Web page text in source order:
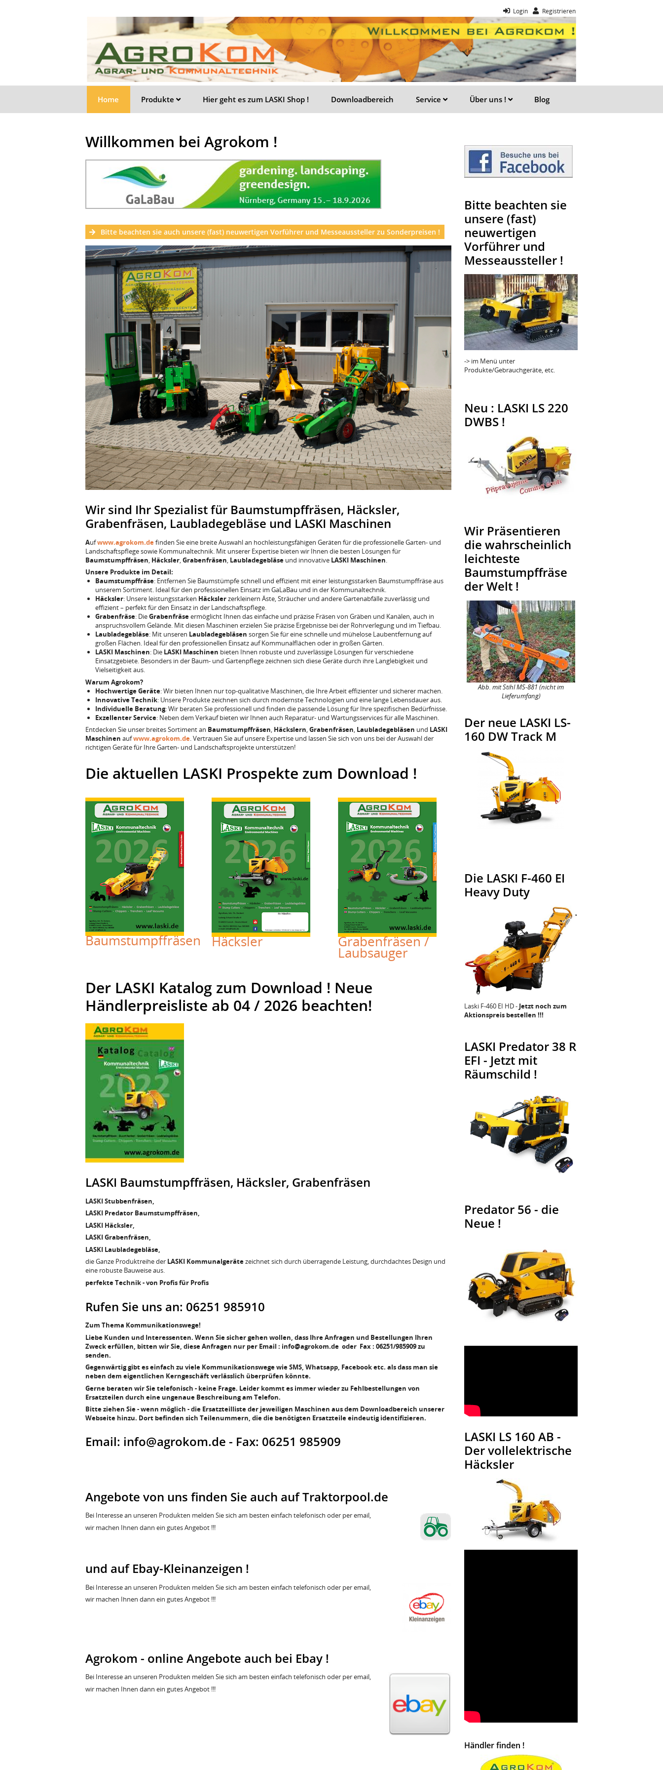
Login Registrieren
Home Produkte Hier geht es zum LASKI Shop ! Downloadbereich Service Über uns ! Blog
Willkommen bei Agrokom !
Bitte beachten sie auch unsere (fast) neuwertigen Vorführer und Messeaussteller zu Sonderpreisen !
Wir sind Ihr Spezialist für Baumstumpffräsen, Häcksler,
Grabenfräsen, Laubladegebläse und LASKI Maschinen
Aufwww.agrokom.definden Sie eine breite Auswahl an hochleistungsfähigen Geräten für die professionelle Garten- und
Landschaftspflege sowie Kommunaltechnik. Mit unserer Expertise bieten wir Ihnen die besten Lösungen für
Baumstumpffräsen, Häcksler,Grabenfräsen, Laubladegebläse und innovative LASKI Maschinen.
Unsere Produkte im Detail:
Baumstumpffräse: Entfernen Sie Baumstümpfe schnell und effizient mit einer leistungsstarken Baumstumpffräse aus
unserem Sortiment. Ideal für den professionellen Einsatz im GaLaBau und in der Kommunaltechnik.
Häcksler: Unsere leistungsstarken Häckslerzerkleinern Äste, Sträucher und andere Gartenabfälle zuverlässig und
effizient – perfekt für den Einsatz in der Landschaftspflege.
Grabenfräse: DieGrabenfräseermöglicht Ihnen das einfache und präzise Fräsen von Gräben und Kanälen, auch in
anspruchsvollem Gelände. Mit diesen Maschinen erzielen Sie präzise Ergebnisse bei der Rohrverlegung und im Tiefbau.
Laubladegebläse: Mit unseren Laubladegebläsen sorgen Sie für eine schnelle und mühelose Laubentfernung auf
großen Flächen. Ideal für den professionellen Einsatz auf Kommunalflächen oder in großen Gärten.
LASKI Maschinen: Die LASKI Maschinen bieten Ihnen robuste und zuverlässige Lösungen für verschiedene
Einsatzgebiete. Besonders in der Baum- und Gartenpflege zeichnen sich diese Geräte durch ihre Langlebigkeit und
Vielseitigkeit aus.
Warum Agrokom?
Hochwertige Geräte: Wir bieten Ihnen nur top-qualitative Maschinen, die Ihre Arbeit effizienter und sicherer machen.
Innovative Technik: Unsere Produkte zeichnen sich durch modernste Technologien und eine lange Lebensdauer aus.
Individuelle Beratung: Wir beraten Sie professionell und finden die passende Lösung für Ihre spezifischen Bedürfnisse.
Exzellenter Service: Neben dem Verkauf bieten wir Ihnen auch Reparatur- und Wartungsservices für alle Maschinen.
Entdecken Sie unser breites Sortiment an Baumstumpffräsen, Häckslern,Grabenfräsen, Laubladegebläsen und LASKI
Maschinen aufwww.agrokom.de. Vertrauen Sie auf unsere Expertise und lassen Sie sich von uns bei der Auswahl der
richtigen Geräte für Ihre Garten- und Landschaftsprojekte unterstützen!
Die aktuellen LASKI Prospekte zum Download !
Baumstumpffräsen Häcksler Grabenfräsen /
Laubsauger
Der LASKI Katalog zum Download ! Neue
Händlerpreisliste ab 04 / 2026 beachten!
LASKI Baumstumpffräsen, Häcksler, Grabenfräsen
LASKI Stubbenfräsen,
LASKI Predator Baumstumpffräsen,
LASKI Häcksler,
LASKI Grabenfräsen,
LASKI Laubladegebläse,
die Ganze Produktreihe der LASKI Kommunalgerätezeichnet sich durch überragende Leistung, durchdachtes Design und
eine robuste Bauweise aus.
perfekte Technik - von Profis für Profis
Rufen Sie uns an: 06251 985910
Zum Thema Kommunikationswege!
Liebe Kunden und Interessenten. Wenn Sie sicher gehen wollen, dass Ihre Anfragen und Bestellungen Ihren
Zweck erfüllen, bitten wir Sie, diese Anfragen nur per Email : info@agrokom.de oder Fax : 06251/985909 zu
senden.
Gegenwärtig gibt es einfach zu viele Kommunikationswege wie SMS, Whatsapp, Facebook etc. als dass man sie
neben dem eigentlichen Kerngeschäft verlässlich überprüfen könnte.
Gerne beraten wir Sie telefonisch - keine Frage. Leider kommt es immer wieder zu Fehlbestellungen von
Ersatzteilen durch eine ungenaue Beschreibung am Telefon.
Bitte ziehen Sie - wenn möglich - die Ersatzteilliste der jeweiligen Maschinen aus dem Downloadbereich unserer
Webseite hinzu. Dort befinden sich Teilenummern, die die benötigten Ersatzteile eindeutig identifizieren.
Email: info@agrokom.de - Fax: 06251 985909
Angebote von uns finden Sie auch auf Traktorpool.de
Bei Interesse an unseren Produkten melden Sie sich am besten einfach telefonisch oder per email,
wir machen Ihnen dann ein gutes Angebot !!!
und auf Ebay-Kleinanzeigen !
Bei Interesse an unseren Produkten melden Sie sich am besten einfach telefonisch oder per email,
wir machen Ihnen dann ein gutes Angebot !!!
Agrokom - online Angebote auch bei Ebay !
Bei Interesse an unseren Produkten melden Sie sich am besten einfach telefonisch oder per email,
wir machen Ihnen dann ein gutes Angebot !!!
Bitte beachten sie
unsere (fast)
neuwertigen
Vorführer und
Messeaussteller !
-> im Menü unter
Produkte/Gebrauchgeräte, etc.
Neu : LASKI LS 220
DWBS !
Wir Präsentieren
die wahrscheinlich
leichteste
Baumstumpffräse
der Welt !
Abb. mit Stihl MS-881 (nicht im
Lieferumfang)
Der neue LASKI LS-
160 DW Track M
Die LASKI F-460 EI
Heavy Duty
Laski F-460 EI HD - Jetzt noch zum
Aktionspreis bestellen !!!
LASKI Predator 38 R
EFI - Jetzt mit
Räumschild !
Predator 56 - die
Neue !
LASKI LS 160 AB -
Der vollelektrische
Häcksler
Händler finden !